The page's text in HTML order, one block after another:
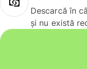
Descarcă în
și nu există